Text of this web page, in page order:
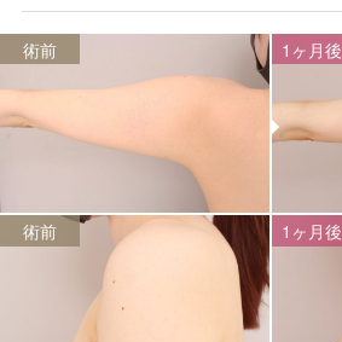
術前 1ヶ月後
術前 1ヶ月後